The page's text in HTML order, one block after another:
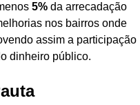
5% da arrecadação
nos bairros onde
assim a participação
dinheiro público.